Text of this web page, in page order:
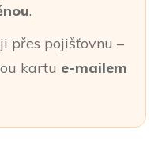
.
přes pojišťovnu –
kartu e-mailem